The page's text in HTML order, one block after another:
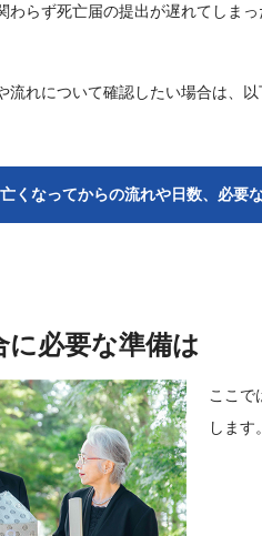
わらず死亡届の提出が遅れてしま
れについて確認したい場合は、以
亡くなってからの流れや日数、必要
必要な準備は
ここで
します。